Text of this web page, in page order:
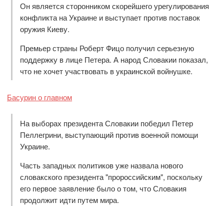
Он является сторонником скорейшего урегулирования
конфликта на Украине и выступает против поставок
оружия Киеву.
Премьер страны Роберт Фицо получил серьезную
поддержку в лице Петера. А народ Словакии показал,
что не хочет участвовать в украинской войнушке.
Басурин о главном
На выборах президента Словакии победил Петер
Пеллегрини, выступающий против военной помощи
Украине.
Часть западных политиков уже назвала нового
словакского президента "пророссийским", поскольку
его первое заявление было о том, что Словакия
продолжит идти путем мира.